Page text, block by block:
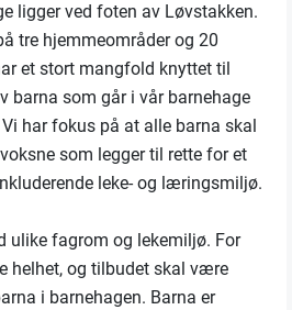
ligger ved foten av Løvstakken.
tre hjemmeområder og 20
et stort mangfold knyttet til
barna som går i vår barnehage
har fokus på at alle barna skal
som legger til rette for et
leke- og læringsmiljø.
ulike fagrom og lekemiljø. For
helhet, og tilbudet skal være
i barnehagen. Barna er